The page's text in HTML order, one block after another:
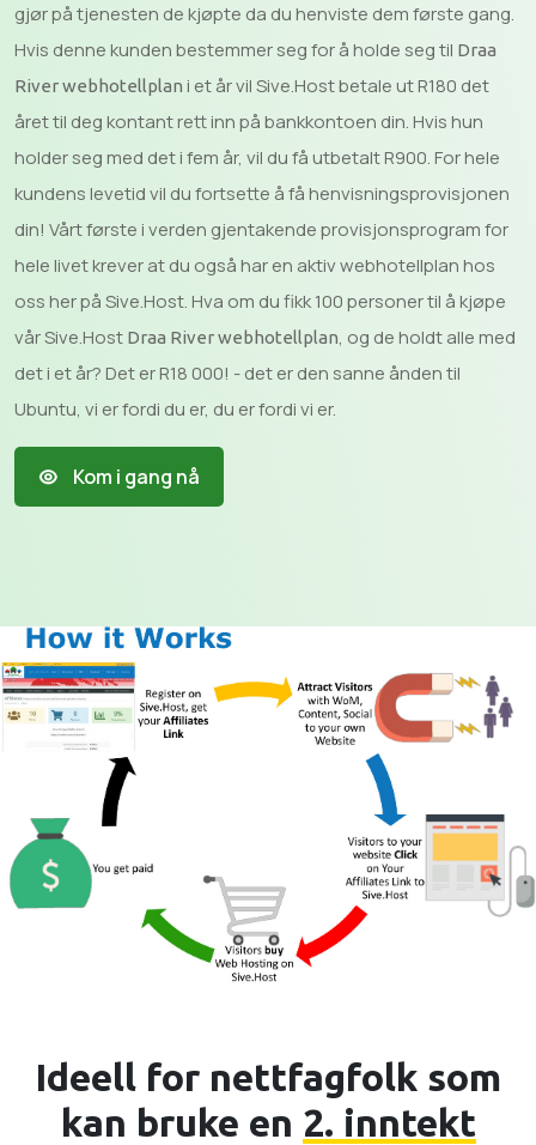
gjør på tjenesten de kjøpte da du henviste dem første gang.
Hvis denne kunden bestemmer seg for å holde seg til Draa
River webhotellplan i et år vil Sive.Host betale ut R180 det
året til deg kontant rett inn på bankkontoen din. Hvis hun
holder seg med det i fem år, vil du få utbetalt R900. For hele
kundens levetid vil du fortsette å få henvisningsprovisjonen
din! Vårt første i verden gjentakende provisjonsprogram for
hele livet krever at du også har en aktiv webhotellplan hos
oss her på Sive.Host. Hva om du fikk 100 personer til å kjøpe
vår Sive.Host Draa River webhotellplan, og de holdt alle med
det i et år? Det er R18 000! - det er den sanne ånden til
Ubuntu, vi er fordi du er, du er fordi vi er.
Kom i gang nå
Ideell for nettfagfolk som
kan bruke en 2. inntekt